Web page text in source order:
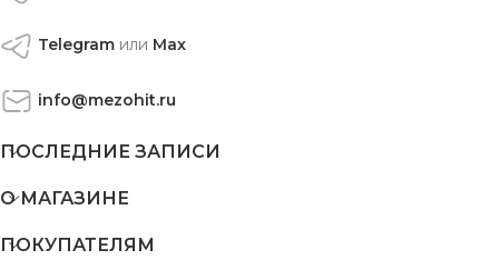
Telegram или Max
info@mezohit.ru
ПОСЛЕДНИЕ ЗАПИСИ
О МАГАЗИНЕ
ПОКУПАТЕЛЯМ